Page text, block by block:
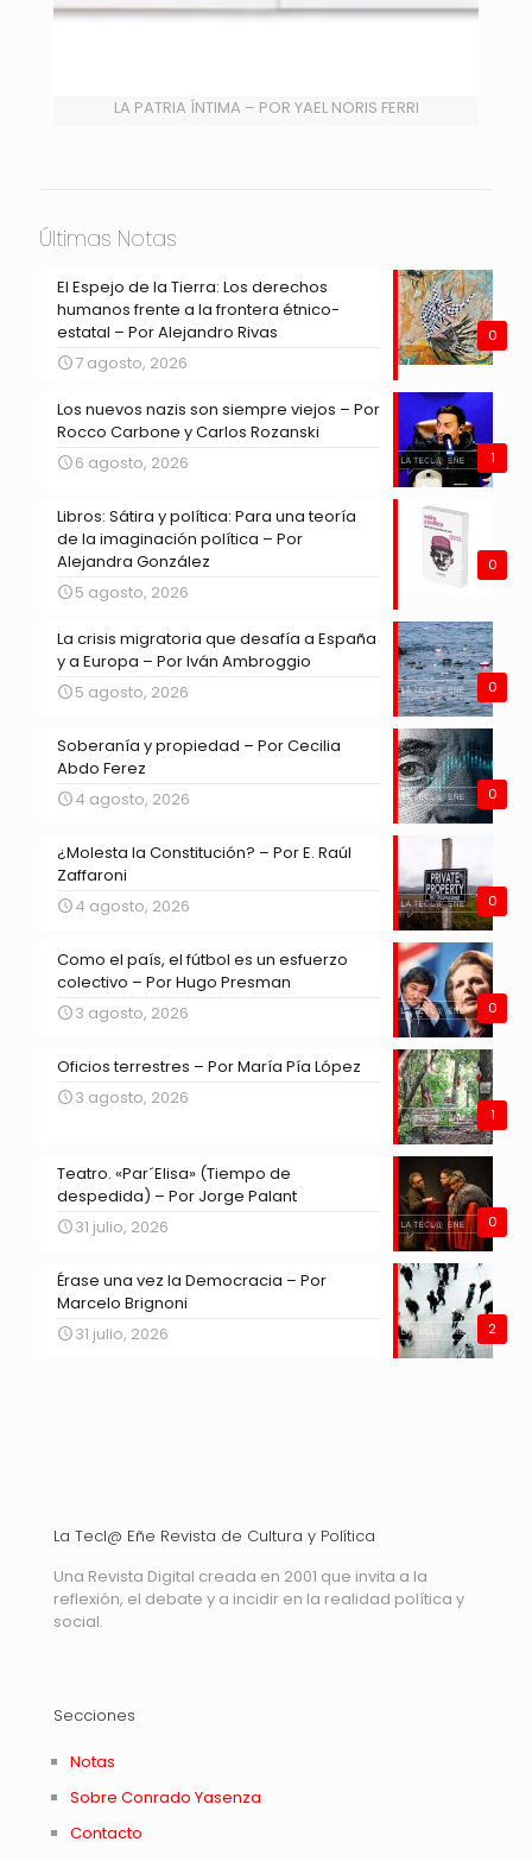
LA PATRIA ÍNTIMA – POR YAEL NORIS FERRI
Últimas Notas
0
El Espejo de la Tierra: Los derechos
humanos frente a la frontera étnico-
estatal – Por Alejandro Rivas
7 agosto, 2026
1
Los nuevos nazis son siempre viejos – Por
Rocco Carbone y Carlos Rozanski
6 agosto, 2026
0
Libros: Sátira y política: Para una teoría
de la imaginación política – Por
Alejandra González
5 agosto, 2026
0
La crisis migratoria que desafía a España
y a Europa – Por Iván Ambroggio
5 agosto, 2026
0
Soberanía y propiedad – Por Cecilia
Abdo Ferez
4 agosto, 2026
0
¿Molesta la Constitución? – Por E. Raúl
Zaffaroni
4 agosto, 2026
0
Como el país, el fútbol es un esfuerzo
colectivo – Por Hugo Presman
3 agosto, 2026
1
Oficios terrestres – Por María Pía López
3 agosto, 2026
0
Teatro. «Par´Elisa» (Tiempo de
despedida) – Por Jorge Palant
31 julio, 2026
2
Érase una vez la Democracia – Por
Marcelo Brignoni
31 julio, 2026
La Tecl@ Eñe Revista de Cultura y Política
Una Revista Digital creada en 2001 que invita a la
reflexión, el debate y a incidir en la realidad política y
social.
Secciones
Notas
Sobre Conrado Yasenza
Contacto